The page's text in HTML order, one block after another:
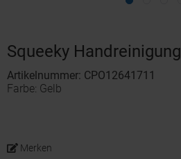
Squeeky Handreinigung
Artikelnummer: CPO12641711
Farbe: Gelb
Merken